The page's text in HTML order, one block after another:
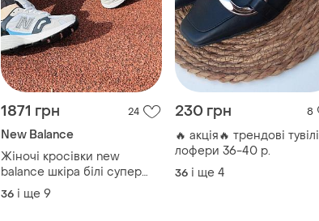
1871 грн 24
New Balance
Жіночі кросівки new
balance шкіра білі супер
легкі
36 і ще 9
230 грн 8
🔥 акція🔥 трендові тувілі
лофери 36-40 р.
36 і ще 4